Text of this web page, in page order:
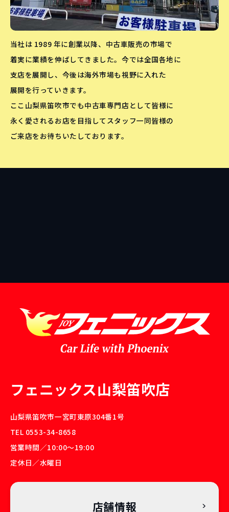
当社は 1989 年に創業以降、中古車販売の市場で
着実に業績を伸ばしてきました。今では全国各地に
支店を展開し、今後は海外市場も視野に入れた
展開を行っていきます。
ここ山梨県笛吹市でも中古車専門店として皆様に
永く愛されるお店を目指してスタッフ一同皆様の
ご来店をお待ちいたしております。
フェニックス山梨笛吹店
山梨県笛吹市一宮町東原304番1号
TEL 0553-34-8658
営業時間／10:00〜19:00
定休日／水曜日
店舗情報